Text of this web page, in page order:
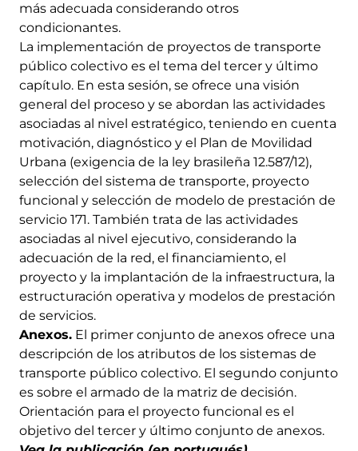
más adecuada considerando otros
condicionantes.
La implementación de proyectos de transporte
público colectivo es el tema del tercer y último
capítulo. En esta sesión, se ofrece una visión
general del proceso y se abordan las actividades
asociadas al nivel estratégico, teniendo en cuenta
motivación, diagnóstico y el Plan de Movilidad
Urbana (exigencia de la ley brasileña 12.587/12),
selección del sistema de transporte, proyecto
funcional y selección de modelo de prestación de
servicio 171. También trata de las actividades
asociadas al nivel ejecutivo, considerando la
adecuación de la red, el financiamiento, el
proyecto y la implantación de la infraestructura, la
estructuración operativa y modelos de prestación
de servicios.
Anexos. El primer conjunto de anexos ofrece una
descripción de los atributos de los sistemas de
transporte público colectivo. El segundo conjunto
es sobre el armado de la matriz de decisión.
Orientación para el proyecto funcional es el
objetivo del tercer y último conjunto de anexos.